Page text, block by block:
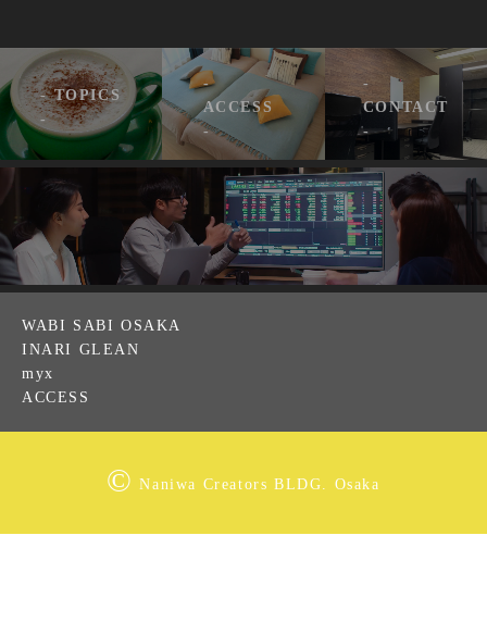
- TOPICS
-
-
ACCESS
-
-
CONTACT
-
WABI SABI OSAKA
INARI GLEAN
myx
ACCESS
© Naniwa Creators BLDG. Osaka